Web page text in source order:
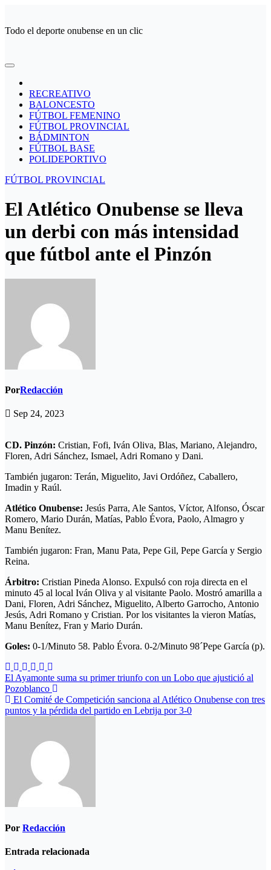
contenido
Todo el deporte onubense en un clic
RECREATIVO
BALONCESTO
FÚTBOL FEMENINO
FÚTBOL PROVINCIAL
BÁDMINTON
FÚTBOL BASE
POLIDEPORTIVO
FÚTBOL PROVINCIAL
El Atlético Onubense se lleva
un derbi con más intensidad
que fútbol ante el Pinzón
PorRedacción
Sep 24, 2023
CD. Pinzón: Cristian, Fofi, Iván Oliva, Blas, Mariano, Alejandro,
Floren, Adri Sánchez, Ismael, Adri Romano y Dani.
También jugaron: Terán, Miguelito, Javi Ordóñez, Caballero,
Imadin y Raúl.
Atlético Onubense: Jesús Parra, Ale Santos, Víctor, Alfonso, Óscar
Romero, Mario Durán, Matías, Pablo Évora, Paolo, Almagro y
Manu Benítez.
También jugaron: Fran, Manu Pata, Pepe Gil, Pepe García y Sergio
Reina.
Árbitro: Cristian Pineda Alonso. Expulsó con roja directa en el
minuto 45 al local Iván Oliva y al visitante Paolo. Mostró amarilla a
Dani, Floren, Adri Sánchez, Miguelito, Alberto Garrocho, Antonio
Jesús, Adri Romano y Cristian. Por los visitantes la vieron Matías,
Manu Benítez, Fran y Mario Durán.
Goles: 0-1/Minuto 58. Pablo Évora. 0-2/Minuto 98´Pepe García (p).
Navegación
de
entradas
El Ayamonte suma su primer triunfo con un Lobo que ajustició al
Pozoblanco
El Comité de Competición sanciona al Atlético Onubense con tres
puntos y la pérdida del partido en Lebrija por 3-0
Por Redacción
Entrada relacionada